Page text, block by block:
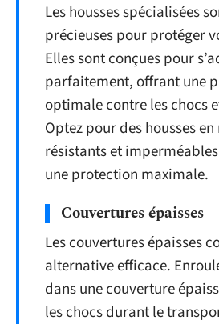
Les housses spécialisées
précieuses pour protéger
Elles sont conçues pour
parfaitement, offrant une
optimale contre les chocs
Optez pour des housses
résistants et
une protection maximale.
Couvertures épaisses
Les couvertures épaisses
alternative efficace.
dans une couverture
les chocs durant le